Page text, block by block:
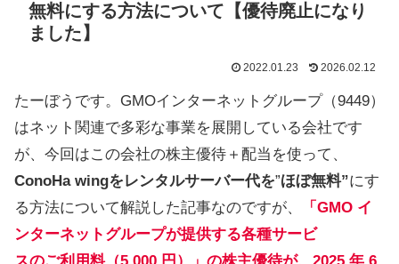
無料にする方法について【優待廃止になり
ました】
2022.01.23 2026.02.12
たーぼうです。GMOインターネットグループ（9449）
はネット関連で多彩な事業を展開している会社です
が、今回はこの会社の株主優待＋配当を使って、
ConoHa wingをレンタルサーバー代を”ほぼ無料”にす
る方法について解説した記事なのですが、
「GMO イ
ンターネットグループが提供する各種サービ